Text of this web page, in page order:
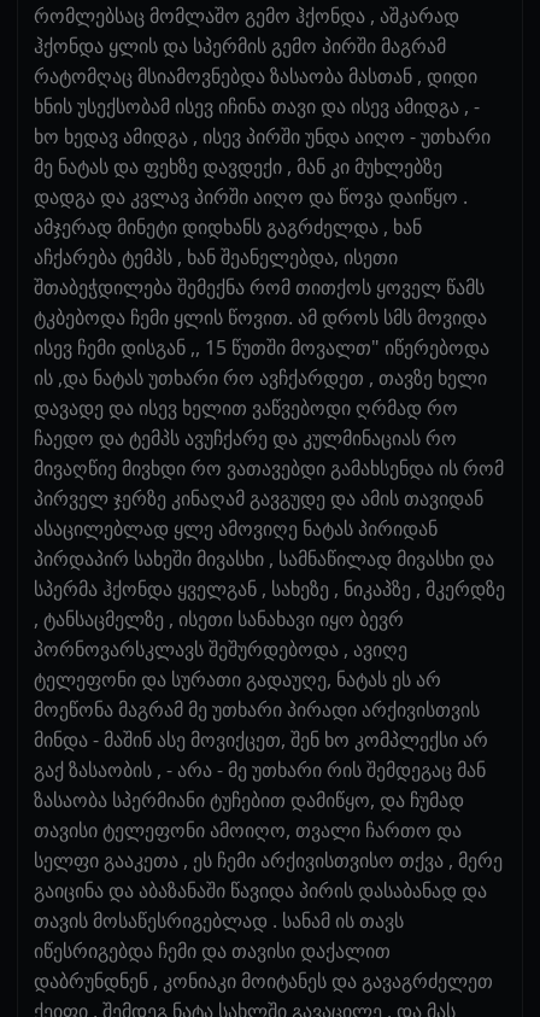
რომლებსაც მომლაშო გემო ჰქონდა , აშკარად
ჰქონდა ყლის და სპერმის გემო პირში მაგრამ
რატომღაც მსიამოვნებდა ზასაობა მასთან , დიდი
ხნის უსექსობამ ისევ იჩინა თავი და ისევ ამიდგა , -
ხო ხედავ ამიდგა , ისევ პირში უნდა აიღო - უთხარი
მე ნატას და ფეხზე დავდექი , მან კი მუხლებზე
დადგა და კვლავ პირში აიღო და წოვა დაიწყო .
ამჯერად მინეტი დიდხანს გაგრძელდა , ხან
აჩქარება ტემპს , ხან შეანელებდა, ისეთი
შთაბეჭდილება შემექნა რომ თითქოს ყოველ წამს
ტკბებოდა ჩემი ყლის წოვით. ამ დროს სმს მოვიდა
ისევ ჩემი დისგან ,, 15 წუთში მოვალთ" იწერებოდა
ის ,და ნატას უთხარი რო ავჩქარდეთ , თავზე ხელი
დავადე და ისევ ხელით ვაწვებოდი ღრმად რო
ჩაედო და ტემპს ავუჩქარე და კულმინაციას რო
მივაღწიე მივხდი რო ვათავებდი გამახსენდა ის რომ
პირველ ჯერზე კინაღამ გავგუდე და ამის თავიდან
ასაცილებლად ყლე ამოვიღე ნატას პირიდან
პირდაპირ სახეში მივასხი , სამნაწილად მივასხი და
სპერმა ჰქონდა ყველგან , სახეზე , ნიკაპზე , მკერდზე
, ტანსაცმელზე , ისეთი სანახავი იყო ბევრ
პორნოვარსკლავს შეშურდებოდა , ავიღე
ტელეფონი და სურათი გადაუღე, ნატას ეს არ
მოეწონა მაგრამ მე უთხარი პირადი არქივისთვის
მინდა - მაშინ ასე მოვიქცეთ, შენ ხო კომპლექსი არ
გაქ ზასაობის , - არა - მე უთხარი რის შემდეგაც მან
ზასაობა სპერმიანი ტუჩებით დამიწყო, და ჩუმად
თავისი ტელეფონი ამოიღო, თვალი ჩართო და
სელფი გააკეთა , ეს ჩემი არქივისთვისო თქვა , მერე
გაიცინა და აბაზანაში წავიდა პირის დასაბანად და
თავის მოსაწესრიგებლად . სანამ ის თავს
იწესრიგებდა ჩემი და თავისი დაქალით
დაბრუნდნენ , კონიაკი მოიტანეს და გავაგრძელეთ
ქეიფი , შემდეგ ნატა სახლში გავაცილე , და მას